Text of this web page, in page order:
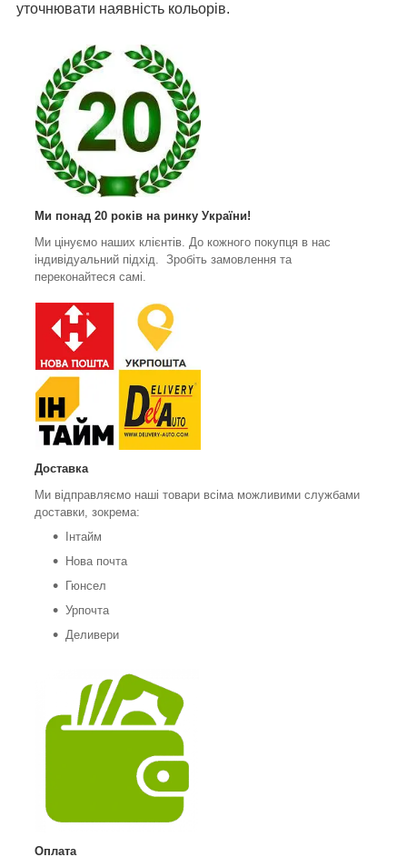
уточнювати наявність кольорів.
Ми понад 20 років на ринку України!
Ми цінуємо наших клієнтів. До кожного покупця в нас
індивідуальний підхід. Зробіть замовлення та
переконайтеся самі.
Доставка
Ми відправляємо наші товари всіма можливими службами
доставки, зокрема:
Інтайм
Нова почта
Гюнсел
Урпочта
Деливери
Оплата